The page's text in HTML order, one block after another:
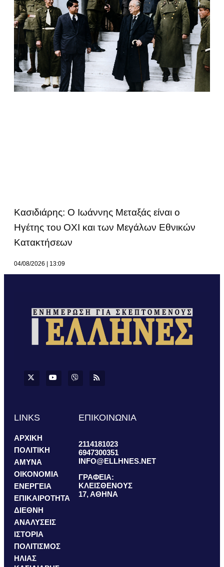
Κασιδιάρης: Ο Ιωάννης Μεταξάς είναι ο
Ηγέτης του ΟΧΙ και των Μεγάλων Εθνικών
Κατακτήσεων
04/08/2026 13:09
LINKS
ΑΡΧΙΚΗ
ΠΟΛΙΤΙΚΗ
ΑΜΥΝΑ
ΟΙΚΟΝΟΜΙΑ
ΕΝΕΡΓΕΙΑ
ΕΠΙΚΑΙΡΟΤΗΤΑ
ΔΙΕΘΝΗ
ΑΝΑΛΥΣΕΙΣ
ΙΣΤΟΡΙΑ
ΠΟΛΙΤΙΣΜΟΣ
ΗΛΙΑΣ
ΕΠΙΚΟΙΝΩΝΙΑ
2114181023
6947300351
INFO@ELLHNES.NET
ΓΡΑΦΕΙΑ:
ΚΛΕΙΣΘΕΝΟΥΣ
17, ΑΘΗΝΑ